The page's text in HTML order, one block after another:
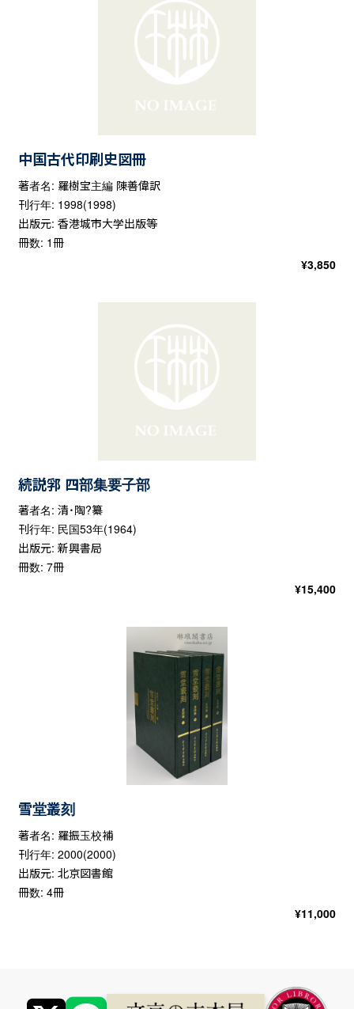
中国古代印刷史図冊
著者名: 羅樹宝主編 陳善偉訳
刊行年: 1998(1998)
出版元: 香港城市大学出版等
冊数: 1冊
¥3,850
続説郛 四部集要子部
著者名: 清・陶?纂
刊行年: 民国53年(1964)
出版元: 新興書局
冊数: 7冊
¥15,400
雪堂叢刻
著者名: 羅振玉校補
刊行年: 2000(2000)
出版元: 北京図書館
冊数: 4冊
¥11,000